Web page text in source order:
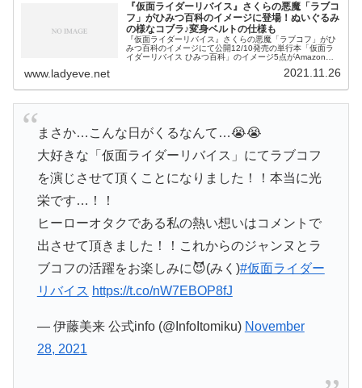
『仮面ライダーリバイス』さくらの悪魔「ラブコ
フ」がひみつ百科のイメージに登場！ぬいぐるみ
の様なコブラ♪変身ベルトの仕様も
『仮面ライダーリバイス』さくらの悪魔「ラブコフ」がひ
みつ百科のイメージにて公開12/10発売の単行本「仮面ラ
イダーリバイス ひみつ百科」のイメージ5点がAmazonに
www.ladyeve.net 2021.11.26
まさか…こんな日がくるなんて…😭😭
大好きな「仮面ライダーリバイス」にてラブコフ
を演じさせて頂くことになりました！！本当に光
栄です…！！
ヒーローオタクである私の熱い想いはコメントで
出させて頂きました！！これからのジャンヌとラ
ブコフの活躍をお楽しみに😈(みく)#仮面ライダー
リバイス https://t.co/nW7EBOP8fJ
— 伊藤美来 公式info (@InfoItomiku) November
28, 2021